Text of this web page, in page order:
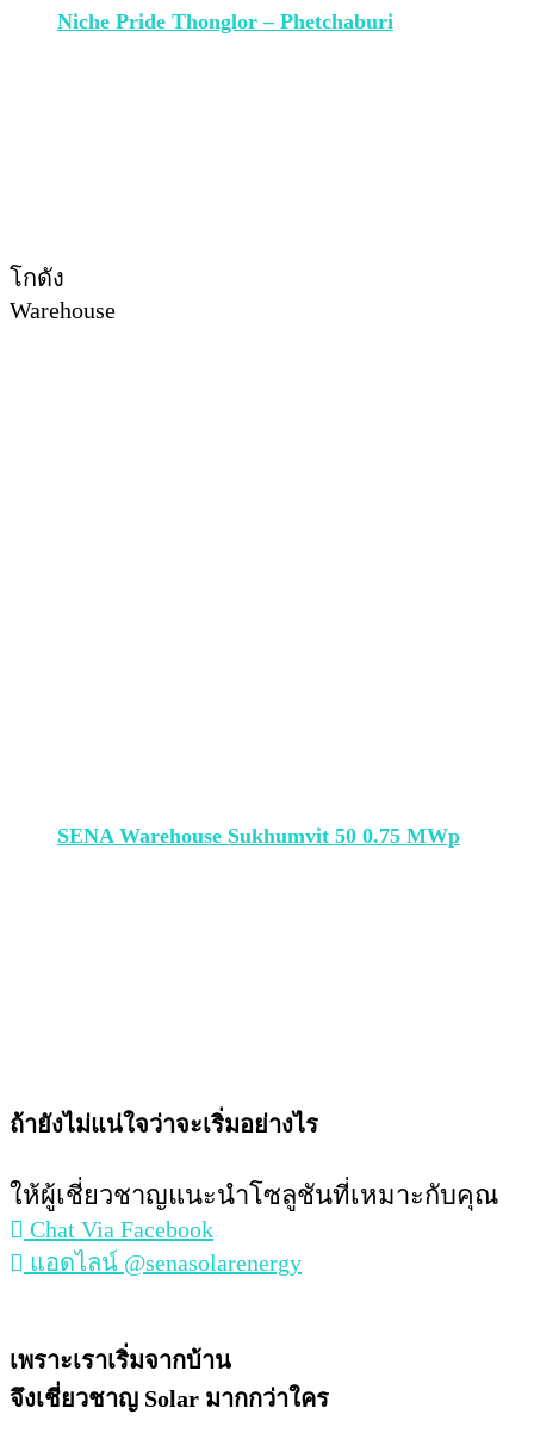
Niche Pride Thonglor – Phetchaburi
โกดัง
Warehouse
SENA Warehouse Sukhumvit 50 0.75 MWp
ถ้ายังไม่แน่ใจว่าจะเริ่มอย่างไร
ให้ผู้เชี่ยวชาญแนะนำโซลูชันที่เหมาะกับคุณ
Chat Via Facebook
แอดไลน์ @senasolarenergy
เพราะเราเริ่มจากบ้าน
จึงเชี่ยวชาญ Solar มากกว่าใคร